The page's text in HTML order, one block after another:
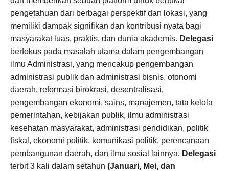
pengetahuan dari berbagai perspektif dan lokasi, yang
memiliki dampak signifikan dan kontribusi nyata bagi
masyarakat luas, praktis, dan dunia akademis. Delegasi
berfokus pada masalah utama dalam pengembangan
ilmu Administrasi, yang mencakup pengembangan
administrasi publik dan administrasi bisnis, otonomi
daerah, reformasi birokrasi, desentralisasi,
pengembangan ekonomi, sains, manajemen, tata kelola
pemerintahan, kebijakan publik, ilmu administrasi
kesehatan masyarakat, administrasi pendidikan, politik
fiskal, ekonomi politik, komunikasi politik, perencanaan
pembangunan daerah, dan ilmu sosial lainnya. Delegasi
terbit 3 kali dalam setahun (Januari, Mei, dan